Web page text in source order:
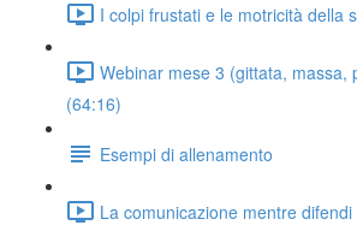
I colpi frustati e le motricità della
Webinar mese 3 (gittata, massa,
(64:16)
Esempi di allenamento
La comunicazione mentre